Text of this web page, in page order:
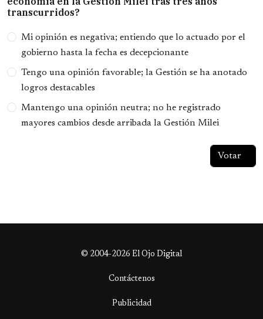
transcurridos?
Opciones
Mi opinión es negativa; entiendo que lo actuado por el
gobierno hasta la fecha es decepcionante
Tengo una opinión favorable; la Gestión se ha anotado
logros destacables
Mantengo una opinión neutra; no he registrado
mayores cambios desde arribada la Gestión Milei
© 2004-2026 El Ojo Digital
Contáctenos
Publicidad